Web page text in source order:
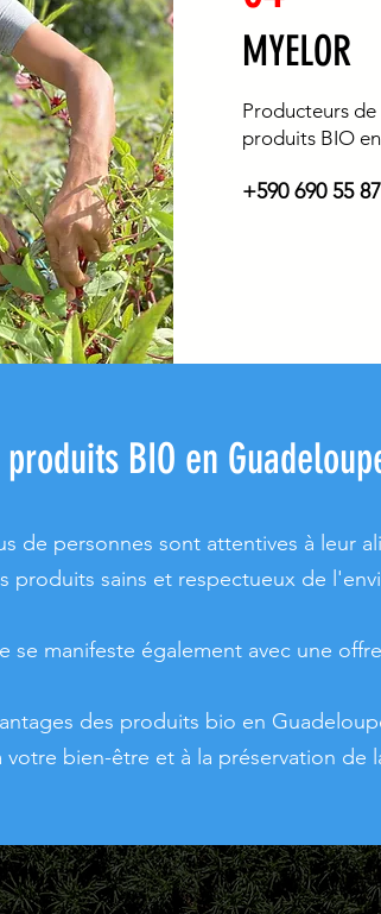
MYELOR
Producteurs
produits BIO
+590 690 55
produits BIO en
de personnes sont attentives à leur
produits sains et respectueux de
se manifeste également avec une
des produits bio en
votre bien-être et à la préservation de